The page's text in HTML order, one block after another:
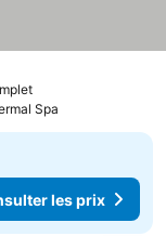
Consulter les
Spa
les prix